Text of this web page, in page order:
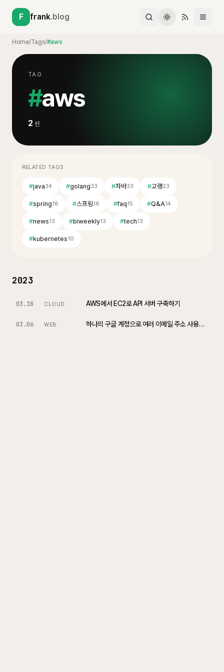
F frank.blog
Home/Tags/#aws
TAG
#aws
2 편
RELATED TAGS
#java34 #golang33 #자바33 #고랭23
#spring18 #스프링16 #faq15 #Q&A14
#news13 #biweekly13 #tech13
#kubernetes10
2023
03.18 CLOUD AWS에서 EC2로 API 서버 구축하기
03.06 WEB 하나의 구글 계정으로 여러 이메일 주소 사용하기